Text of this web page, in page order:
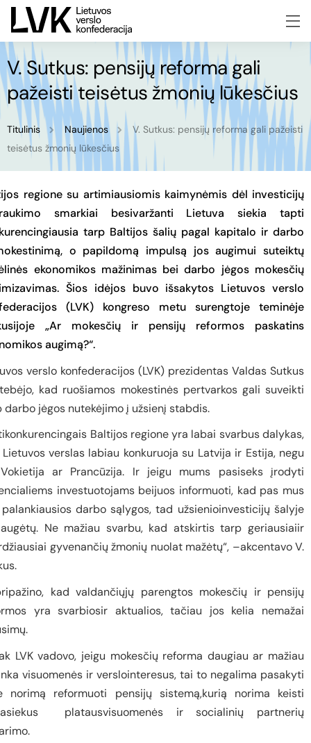
V. Sutkus: pensijų reforma gali
pažeisti teisėtus žmonių lūkesčius
Titulinis Naujienos
V. Sutkus: pensijų reforma gali pažeisti
teisėtus žmonių lūkesčius
regione su artimiausiomis kaimynėmis dėl investicijų
smarkiai besivaržanti Lietuva siekia tapti
tarp Baltijos šalių pagal kapitalo ir darbo
o papildomą impulsą jos augimui suteiktų
ekonomikos mažinimas bei darbo jėgos mokesčių
Šios idėjos buvo išsakytos Lietuvos verslo
(LVK) kongreso metu surengtoje teminėje
„Ar mokesčių ir pensijų reformos paskatins
augimą?“.
verslo konfederacijos (LVK) prezidentas Valdas Sutkus
kad ruošiamos mokestinės pertvarkos gali suveikti
darbo jėgos nutekėjimo į užsienį stabdis.
Baltijos regione yra labai svarbus dalykas,
verslas labiau konkuruoja su Latvija ir Estija, negu
ar Prancūzija. Ir jeigu mums pasiseks įrodyti
investuotojams beijuos informuoti, kad pas mus
darbo sąlygos, tad užsienioinvesticijų šalyje
Ne mažiau svarbu, kad atskirtis tarp geriausiaiir
gyvenančių žmonių nuolat mažėtų“, –akcentavo V.
kad valdančiųjų parengtos mokesčių ir pensijų
yra svarbiosir aktualios, tačiau jos kelia nemažai
LVK vadovo, jeigu mokesčių reforma daugiau ar mažiau
visuomenės ir verslointeresus, tai to negalima pasakyti
norimą reformuoti pensijų sistemą,kurią norima keisti
platausvisuomenės ir socialinių partnerių